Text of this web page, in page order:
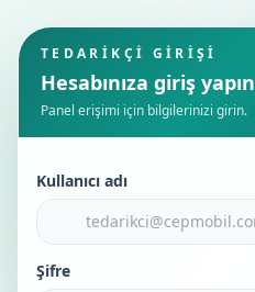
TEDARIKÇI GIRIŞI
Hesabınıza giriş yapın
Panel erişimi için bilgilerinizi girin.
Kullanıcı adı
Şifre